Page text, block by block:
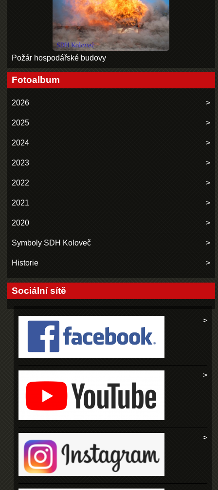
Požár hospodářské budovy
Fotoalbum
2026
2025
2024
2023
2022
2021
2020
Symboly SDH Koloveč
Historie
Sociální sítě